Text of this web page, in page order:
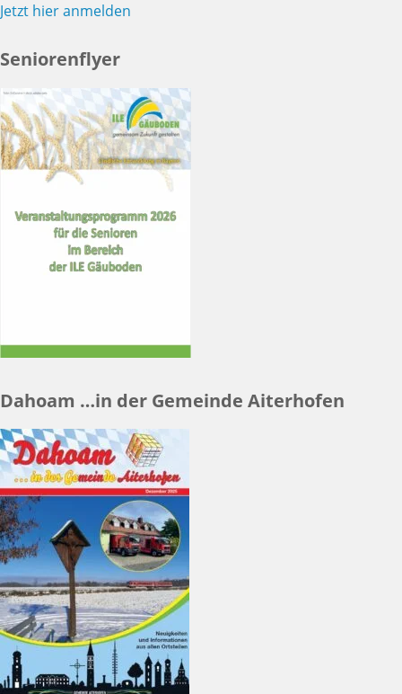
Jetzt hier anmelden
Seniorenflyer
Dahoam …in der Gemeinde Aiterhofen